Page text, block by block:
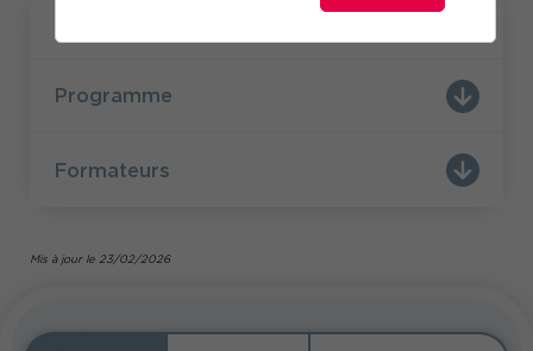
Programme
Formateurs
Mis à jour le 23/02/2026